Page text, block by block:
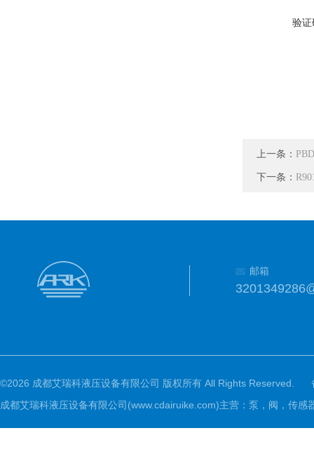
验
上一条：
下一条：
邮箱
©2026 成都艾瑞科液压设备有限公司 版权所有 All Rights Reserved.
成都艾瑞科液压设备有限公司(www.cdairuike.com)主营：泵，阀，传